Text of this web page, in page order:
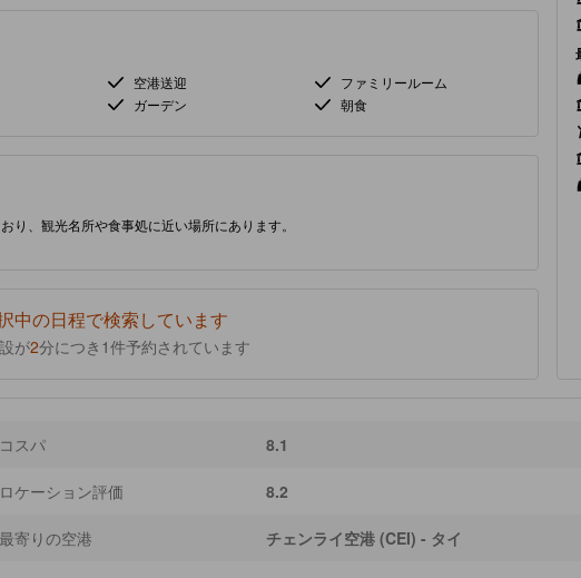
空港送迎
ファミリールーム
ガーデン 朝食
、観光名所や食事処に近い場所にあります。
中の日程で検索しています
が2分につき1件予約されています
コスパ 8.1
ロケーション評価 8.2
最寄りの空港 チェンライ空港 (CEI) - タイ